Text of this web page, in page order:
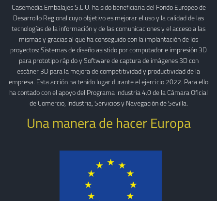
Casemedia Embalajes S.L.U. ha sido beneficiaria del Fondo Europeo de
Desarrollo Regional cuyo objetivo es mejorar el uso y la calidad de las
tecnologías de la información y de las comunicaciones y el acceso a las
mismas y gracias al que ha conseguido con la implantación de los
proyectos: Sistemas de diseño asistido por computador e impresión 3D
para prototipo rápido y Software de captura de imágenes 3D con
escáner 3D para la mejora de competitividad y productividad de la
empresa. Esta acción ha tenido lugar durante el ejercicio 2022. Para ello
ha contado con el apoyo del Programa Industria 4.0 de la Cámara Oficial
de Comercio, Industria, Servicios y Navegación de Sevilla.
Una manera de hacer Europa